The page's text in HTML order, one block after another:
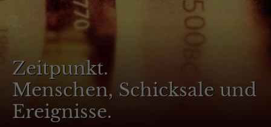
Zeitpunkt.
Menschen, Schicksale und
Ereignisse.